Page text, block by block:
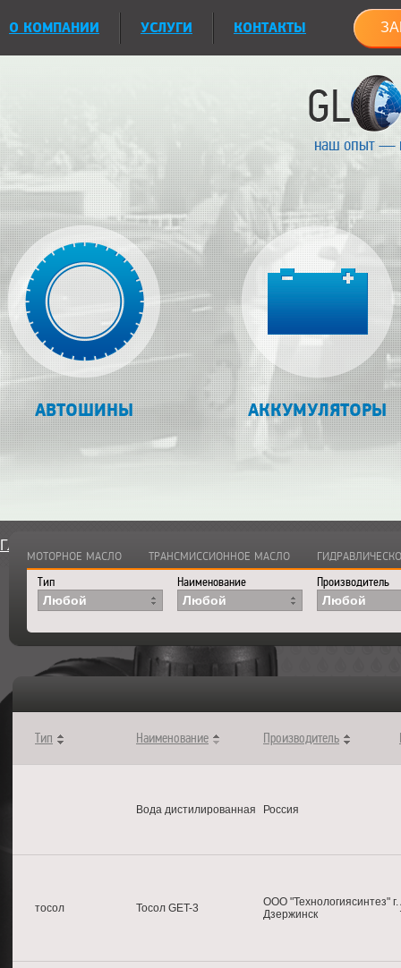
О КОМПАНИИ УСЛУГИ КОНТАКТЫ
наш опыт —
АВТОШИНЫ АККУМУЛЯТОРЫ
Главная
МОТОРНОЕ МАСЛО ТРАНСМИССИОННОЕ МАСЛО
Тип
Любой
Наименование
Любой
Производитель
Любой
Тип Наименование Производитель
Вода дистилированная Россия
тосол Тосол GET-3
ООО "Технологиясинтез" г.
Дзержинск